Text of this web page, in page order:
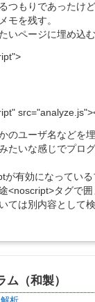
つもりであったけ
モを残す。
いページに埋め込
のユーザ名などを
たいな感じでプロ
が有効になってい
<noscript>タグで
ては別内容として
ム（和製）